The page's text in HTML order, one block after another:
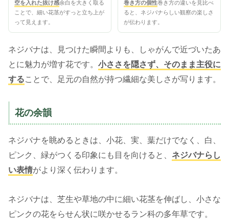
空を入れた抜け感余白を大きく取る
ことで、細い花茎がすっと立ち上が
って見えます。
巻き方の個性巻き方の違いを見比べ
ると、ネジバナらしい観察の楽しさ
が伝わります。
ネジバナは、見つけた瞬間よりも、しゃがんで近づいたあ
とに魅力が増す花です。 小ささを隠さず、そのまま主役に
することで、足元の自然が持つ繊細な美しさが写ります。
花の余韻
ネジバナを眺めるときは、小花、実、葉だけでなく、白、
ピンク、緑がつくる印象にも目を向けると、 ネジバナらし
い表情がより深く伝わります。
ネジバナは、芝生や草地の中に細い花茎を伸ばし、小さな
ピンクの花をらせん状に咲かせるラン科の多年草です。